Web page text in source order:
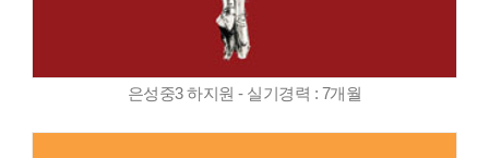
은성중3 하지원 - 실기경력 : 7개월